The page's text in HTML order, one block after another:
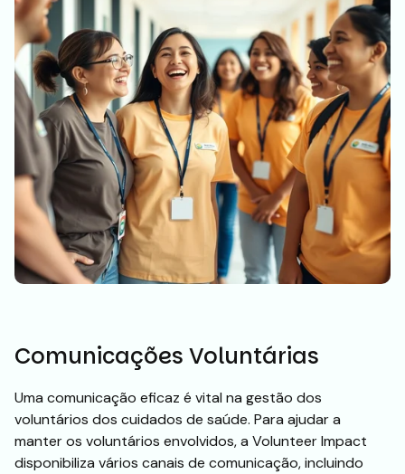
Comunicações Voluntárias
Uma comunicação eficaz é vital na gestão dos
voluntários dos cuidados de saúde. Para ajudar a
manter os voluntários envolvidos, a Volunteer Impact
disponibiliza vários canais de comunicação, incluindo